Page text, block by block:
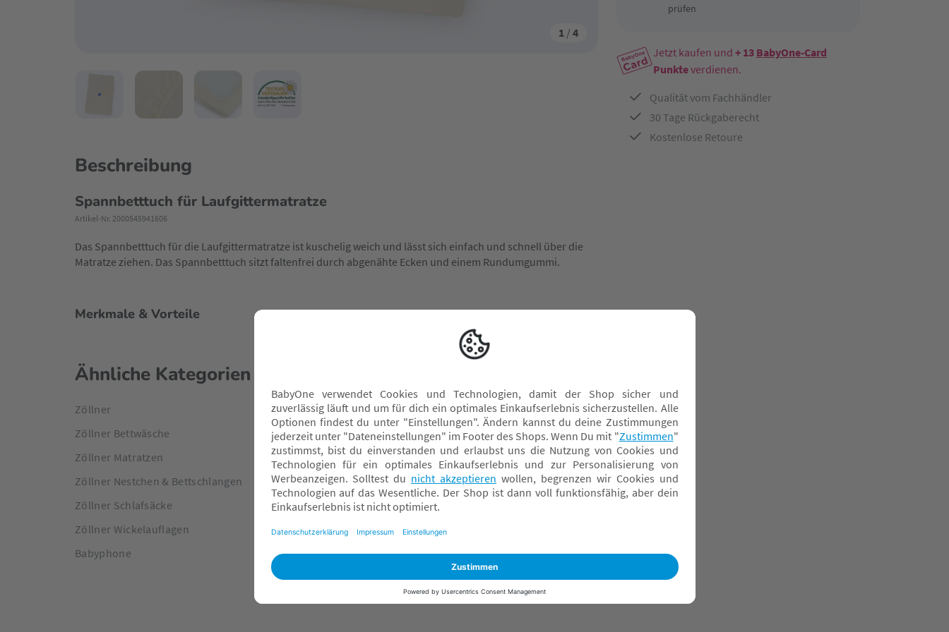
1 /4
prüfen
Jetzt kaufen und + 13 BabyOne-Card
Punkteverdienen.
Qualität vom Fachhändler
30 Tage Rückgaberecht
Kostenlose Retoure
Beschreibung
Spannbetttuch für Laufgittermatratze
Artikel-Nr. 2000545941606
Das Spannbetttuch für die Laufgittermatratze ist kuschelig weich und lässt sich einfach und schnell über die
Matratze ziehen. Das Spannbetttuch sitzt faltenfrei durch abgenähte Ecken und einem Rundumgummi.
Merkmale & Vorteile
Ähnliche Kategorien
Zöllner
Zöllner Bettwäsche
Zöllner Matratzen
Zöllner Nestchen & Bettschlangen
Zöllner Schlafsäcke
Zöllner Wickelauflagen
Babyphone
Bettgitter
Kindersicherung
Laufgitter & Laufgittereinlagen
Lerntürme
Nachtlichter
Tür- & Treppenschutzgitter